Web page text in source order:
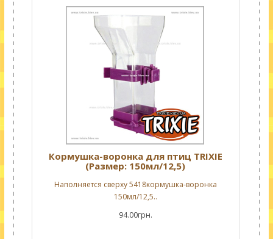
Кормушка-воронка для птиц TRIXIE
(Размер: 150мл/12,5)
Наполняется сверху 5418кормушка-воронка
150мл/12,5..
94.00грн.